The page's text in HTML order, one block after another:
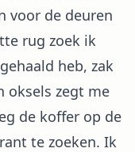
voor de deuren
rug zoek ik
heb, zak
oksels zegt me
de koffer op de
te zoeken. Ik